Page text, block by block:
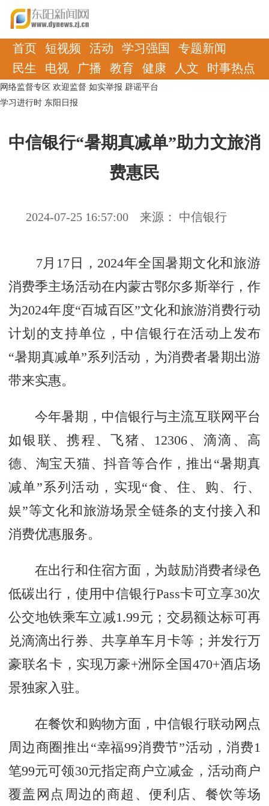
首页 短视频 活动 学习强国
专题新闻
民生
电视 广播 教育 健康 人文 时事热点
网络监督专区 欢迎监督 如实举报 辟谣平台
学习进行时 东阳日报
中信银行“暑期真减单”助力文旅消
费惠民
2024-07-25 16:57:00 来源： 中信银行
7月17日，2024年全国暑期文化和旅游
消费季主场活动在内蒙古鄂尔多斯举行，作
为2024年度“百城百区”文化和旅游消费行动
计划的支持单位，中信银行在活动上发布
“暑期真减单”系列活动，为消费者暑期出游
带来实惠。
今年暑期，中信银行与主流互联网平台
如银联、携程、飞猪、12306、滴滴、高
德、淘宝天猫、抖音等合作，推出“暑期真
减单”系列活动，实现“食、住、购、行、
娱”等文化和旅游场景全链条的支付接入和
消费优惠服务。
在出行和住宿方面，为鼓励消费者绿色
低碳出行，使用中信银行Pass卡可立享30次
公交地铁乘车立减1.99元；交易额达标可再
兑滴滴出行券、共享单车月卡等；并发行万
豪联名卡，实现万豪+洲际全国470+酒店场
景独家入驻。
在餐饮和购物方面，中信银行联动网点
周边商圈推出“幸福99消费节”活动，消费1
笔99元可领30元指定商户立减金，活动商户
覆盖网点周边的商超、便利店、餐饮等场